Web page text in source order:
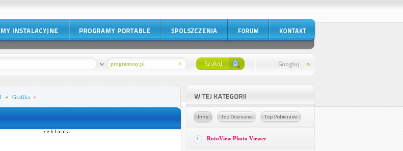
programosy.pl
w
Grafika
1 RotoView Photo Viewer